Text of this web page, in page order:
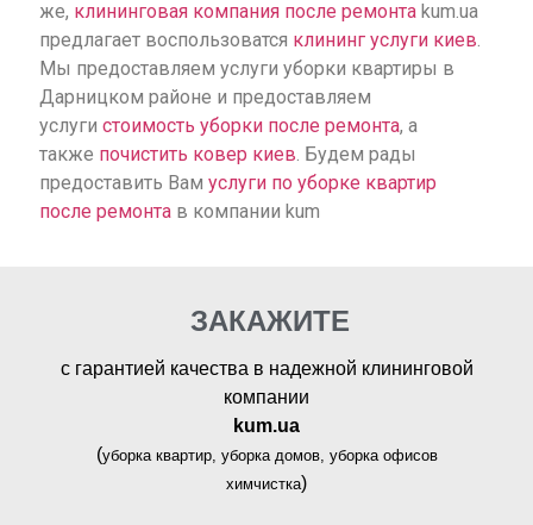
же, клининговая компания после ремонта kum.ua
предлагает воспользоватся клининг услуги киев.
Мы предоставляем услуги уборки квартиры в
Дарницком районе и предоставляем
услугистоимость уборки после ремонта, а
также почистить ковер киев. Будем рады
предоставить Вамуслуги по уборке квартир
после ремонта в компании kum
ЗАКАЖИТЕ
с гарантией качества в надежной клининговой
компании
kum.ua
(уборка квартир, уборка домов, уборка офисов
химчистка)